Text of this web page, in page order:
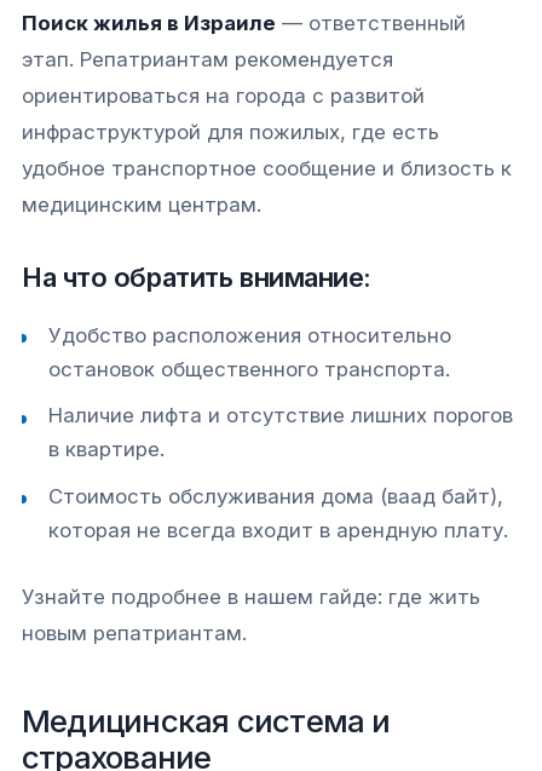
Поиск жилья в Израиле — ответственный
этап. Репатриантам рекомендуется
ориентироваться на города с развитой
инфраструктурой для пожилых, где есть
удобное транспортное сообщение и близость к
медицинским центрам.
На что обратить внимание:
Удобство расположения относительно
остановок общественного транспорта.
Наличие лифта и отсутствие лишних порогов
в квартире.
Стоимость обслуживания дома (ваад байт),
которая не всегда входит в арендную плату.
Узнайте подробнее в нашем гайде: где жить
новым репатриантам.
Медицинская система и
страхование